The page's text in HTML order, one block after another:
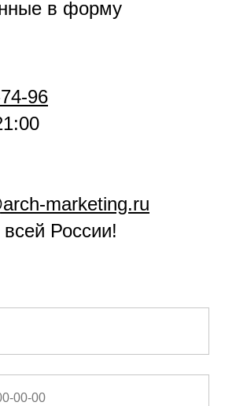
в форму
96
marketing.ru
России!